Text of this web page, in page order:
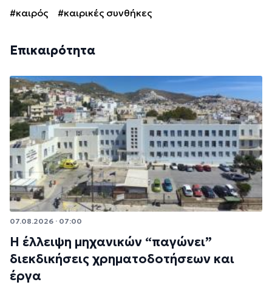
#καιρός
#καιρικές συνθήκες
Επικαιρότητα
07.08.2026 · 07:00
Η έλλειψη μηχανικών “παγώνει”
διεκδικήσεις χρηματοδοτήσεων και
έργα